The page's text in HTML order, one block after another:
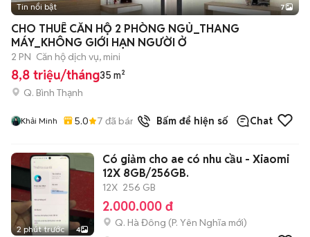
+2
Tin nổi bật 7
CHO THUÊ CĂN HỘ 2 PHÒNG NGỦ_THANG
MÁY_KHÔNG GIỚI HẠN NGƯỜI Ở
2 PN Căn hộ dịch vụ, mini
8,8 triệu/tháng35 m²
Q. Bình Thạnh
Khải Minh 5.0 7 đã bán Bấm để hiện số Chat
2 phút trước 4
Có giảm cho ae có nhu cầu - Xiaomi
12X 8GB/256GB.
12X 256 GB
2.000.000 đ
Q. Hà Đông (P. Yên Nghĩa mới)